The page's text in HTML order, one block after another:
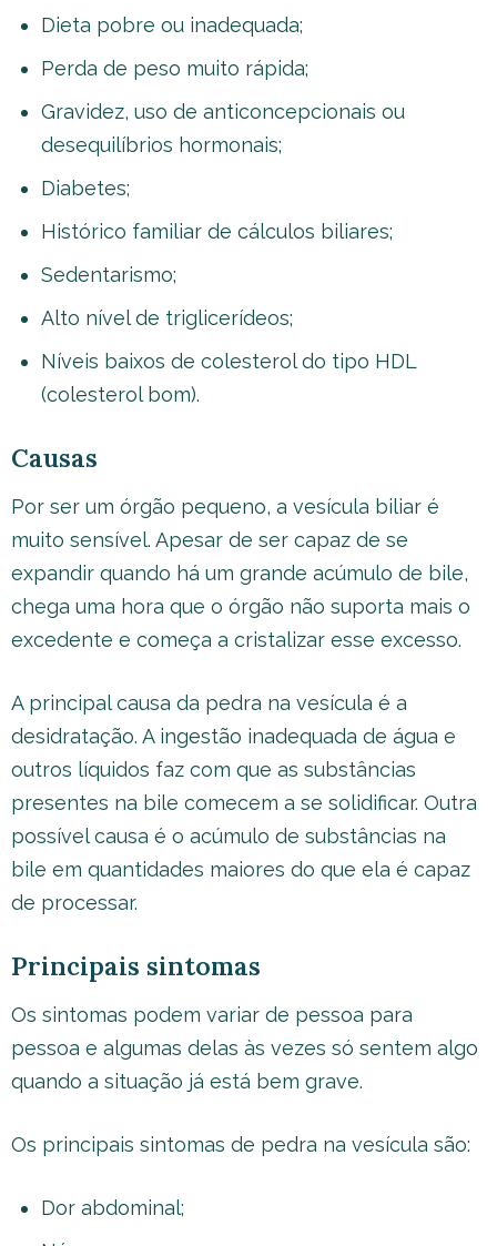
Dieta pobre ou inadequada;
Perda de peso muito rápida;
Gravidez, uso de anticoncepcionais ou
desequilíbrios hormonais;
Diabetes;
Histórico familiar de cálculos biliares;
Sedentarismo;
Alto nível de triglicerídeos;
Níveis baixos de colesterol do tipo HDL
(colesterol bom).
Causas
Por ser um órgão pequeno, a vesícula biliar é
muito sensível. Apesar de ser capaz de se
expandir quando há um grande acúmulo de bile,
chega uma hora que o órgão não suporta mais o
excedente e começa a cristalizar esse excesso.
A principal causa da pedra na vesícula é a
desidratação. A ingestão inadequada de água e
outros líquidos faz com que as substâncias
presentes na bile comecem a se solidificar. Outra
possível causa é o acúmulo de substâncias na
bile em quantidades maiores do que ela é capaz
de processar.
Principais sintomas
Os sintomas podem variar de pessoa para
pessoa e algumas delas às vezes só sentem algo
quando a situação já está bem grave.
Os principais sintomas de pedra na vesícula são:
Dor abdominal;